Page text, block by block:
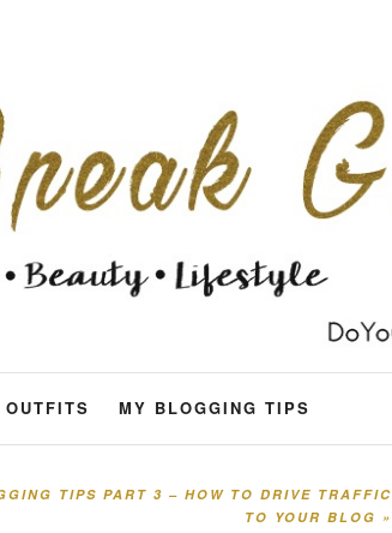
OUTFITS MY BLOGGING TIPS
TIPS PART 3 – HOW TO DRIVE TRAFFIC
TO YOUR BLOG»